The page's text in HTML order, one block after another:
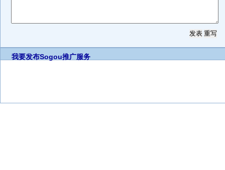
我要发布Sogou推广服务